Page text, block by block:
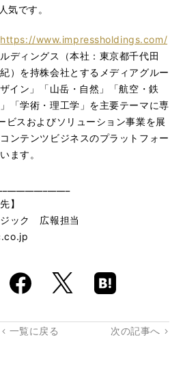
気です。
https://www.impressholdings.com/
ディングス（本社：東京都千代田
）を持株会社とするメディアグルー
イン」「山岳・自然」「航空・鉄
「学術・理工学」を主要テーマに専
ビスおよびソリューション事業を展
ンテンツビジネスのプラットフォー
ます。
】
ック 広報担当
k
X
Hatena
Boo
rk
一覧に戻る 次の記事へ